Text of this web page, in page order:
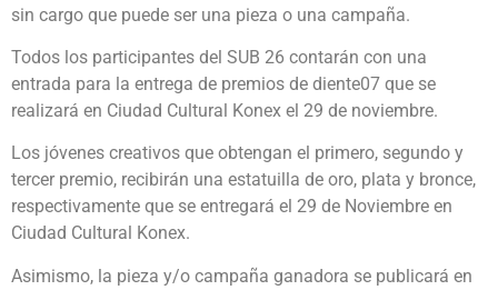
sin cargo que puede ser una pieza o una campaña.
Todos los participantes del SUB 26 contarán con una
entrada para la entrega de premios de diente07 que se
realizará en Ciudad Cultural Konex el 29 de noviembre.
Los jóvenes creativos que obtengan el primero, segundo y
tercer premio, recibirán una estatuilla de oro, plata y bronce,
respectivamente que se entregará el 29 de Noviembre en
Ciudad Cultural Konex.
Asimismo, la pieza y/o campaña ganadora se publicará en